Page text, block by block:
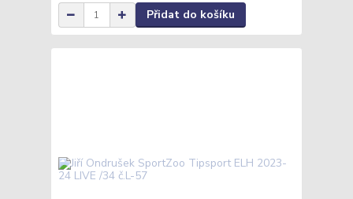
Přidat do košíku